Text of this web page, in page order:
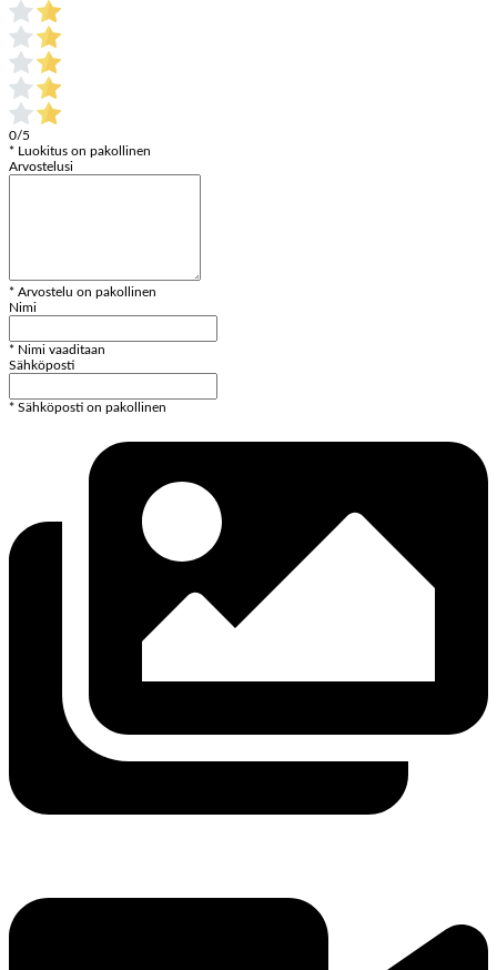
0/5
* Luokitus on pakollinen
Arvostelusi
* Arvostelu on pakollinen
Nimi
* Nimi vaaditaan
Sähköposti
* Sähköposti on pakollinen